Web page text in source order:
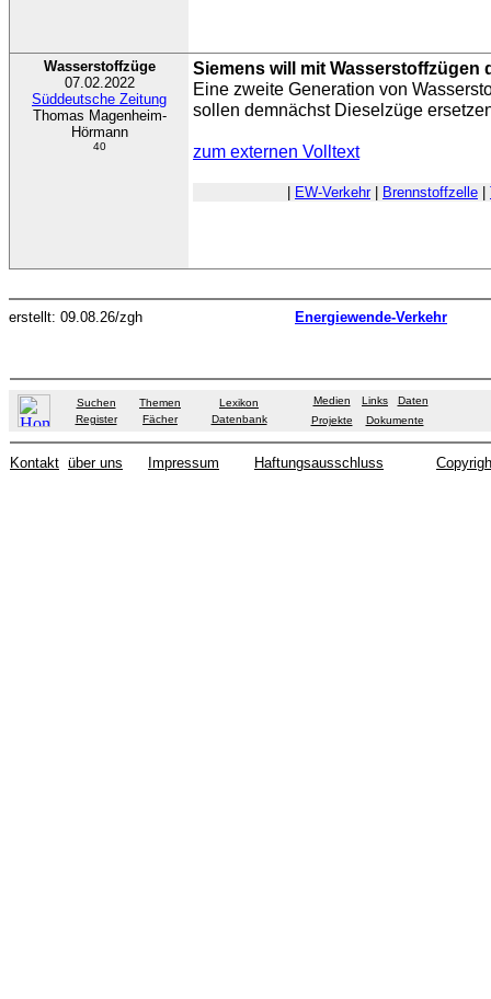
Wasserstoffzüge
07.02.2022
Süddeutsche Zeitung
Thomas Magenheim-
Hörmann
40
Siemens will mit Wasserstoffzügen
Eine zweite Generation von
sollen demnächst Dieselzüge
zum externen Volltext
EW-Verkehr| Brennstoffzelle
erstellt: 09.08.26/zgh Energiewende-Verkehr
Suchen Themen
Lexikon
Register
Fächer Datenbank
Medien Links
Daten
Projekte
Dokumente
Kontakt über uns Impressum Haftungsausschluss